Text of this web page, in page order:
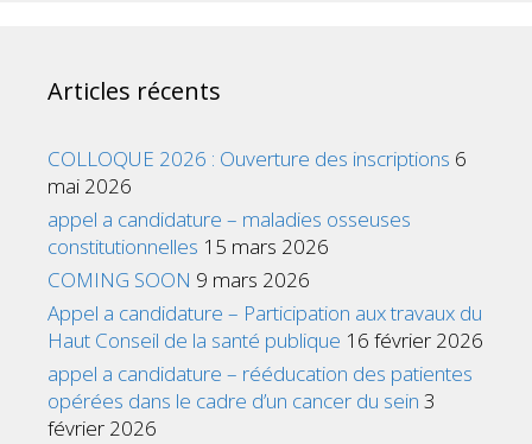
Articles récents
COLLOQUE 2026 : Ouverture des inscriptions 6
mai 2026
appel a candidature – maladies osseuses
constitutionnelles 15 mars 2026
COMING SOON 9 mars 2026
Appel a candidature – Participation aux travaux du
Haut Conseil de la santé publique 16 février 2026
appel a candidature – rééducation des patientes
opérées dans le cadre d’un cancer du sein 3
février 2026